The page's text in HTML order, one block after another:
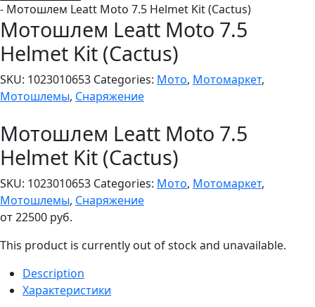
- Мотошлем Leatt Moto 7.5 Helmet Kit (Cactus)
Мотошлем Leatt Moto 7.5
Helmet Kit (Cactus)
SKU: 1023010653 Categories: Мото, Мотомаркет,
Мотошлемы, Снаряжение
Мотошлем Leatt Moto 7.5
Helmet Kit (Cactus)
SKU: 1023010653 Categories: Мото, Мотомаркет,
Мотошлемы, Снаряжение
от22500 руб.
This product is currently out of stock and unavailable.
Description
Характеристики